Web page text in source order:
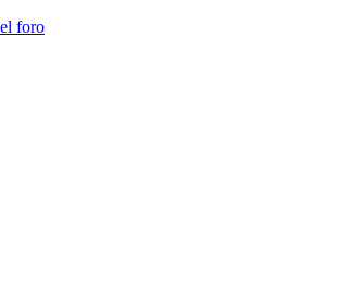
foro